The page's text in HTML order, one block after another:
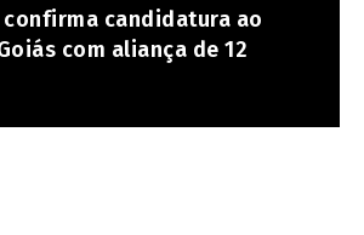
confirma candidatura ao
com aliança de 12